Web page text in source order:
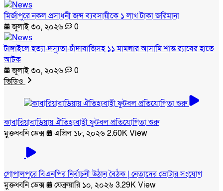
মির্জাপুরে নকল প্রসাধনী জব্দ ব্যবসায়ীকে ১ লাখ টাকা জরিমানা
জুলাই ৩০, ২০২৬
0
টাঙ্গাইলে হত্যা-দস্যুতা-চাঁদাবাজিসহ ১১ মামলার আসামি শান্ত র‍্যাবের হাতে
আটক
জুলাই ৩০, ২০২৬
0
ভিডিও
কাবারিয়াবাড়িয়ায় ঐতিহ্যবাহী ফুটবল প্রতিযোগিতা শুরু
মুক্তধ্বনি ডেক্স
এপ্রিল ১৮, ২০২৬2.60K View
গোপালপুরে বিএনপির নির্বাচনী উঠান বৈঠক | নেতাদের ভোটার সংযোগ
মুক্তধ্বনি ডেক্স
ফেব্রুয়ারি ১০, ২০২৬3.29K View